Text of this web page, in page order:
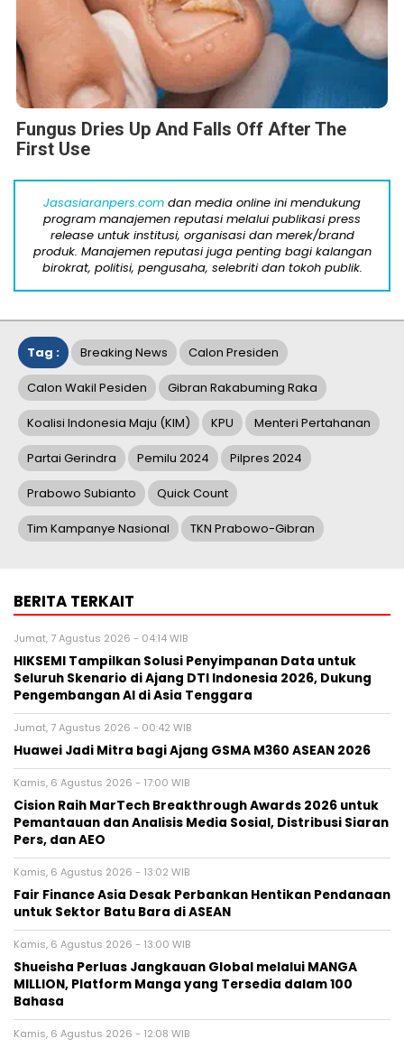
Fungus Dries Up And Falls Off After The
First Use
Jasasiaranpers.com dan media online ini mendukung
program manajemen reputasi melalui publikasi press
release untuk institusi, organisasi dan merek/brand
produk. Manajemen reputasi juga penting bagi kalangan
birokrat, politisi, pengusaha, selebriti dan tokoh publik.
Tag : Breaking News Calon Presiden
Calon Wakil Pesiden Gibran Rakabuming Raka
Koalisi Indonesia Maju (KIM) KPU Menteri Pertahanan
Partai Gerindra Pemilu 2024 Pilpres 2024
Prabowo Subianto Quick Count
Tim Kampanye Nasional TKN Prabowo-Gibran
BERITA TERKAIT
Jumat, 7 Agustus 2026 - 04:14 WIB
HIKSEMI Tampilkan Solusi Penyimpanan Data untuk
Seluruh Skenario di Ajang DTI Indonesia 2026, Dukung
Pengembangan AI di Asia Tenggara
Jumat, 7 Agustus 2026 - 00:42 WIB
Huawei Jadi Mitra bagi Ajang GSMA M360 ASEAN 2026
Kamis, 6 Agustus 2026 - 17:00 WIB
Cision Raih MarTech Breakthrough Awards 2026 untuk
Pemantauan dan Analisis Media Sosial, Distribusi Siaran
Pers, dan AEO
Kamis, 6 Agustus 2026 - 13:02 WIB
Fair Finance Asia Desak Perbankan Hentikan Pendanaan
untuk Sektor Batu Bara di ASEAN
Kamis, 6 Agustus 2026 - 13:00 WIB
Shueisha Perluas Jangkauan Global melalui MANGA
MILLION, Platform Manga yang Tersedia dalam 100
Bahasa
Kamis, 6 Agustus 2026 - 12:08 WIB